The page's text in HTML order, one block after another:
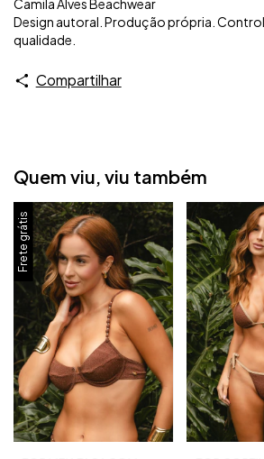
Design autoral. Produção própria.
qualidade.
Compartilhar
Quem viu, viu também
Frete grátis